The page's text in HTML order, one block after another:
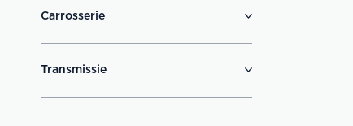
Carrosserie
Transmissie